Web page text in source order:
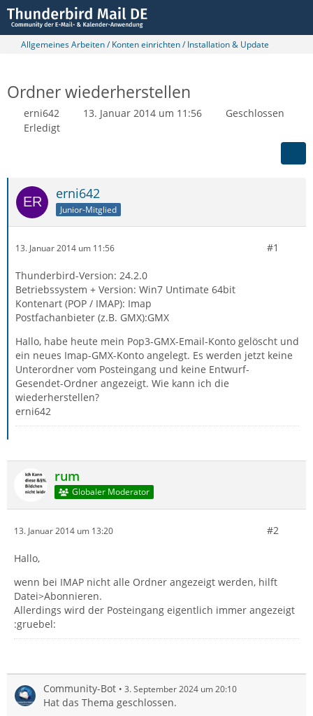
Allgemeines Arbeiten / Konten einrichten / Installation & Update
Ordner wiederherstellen
erni642 13. Januar 2014 um 11:56
Geschlossen
Erledigt
erni642
Junior-Mitglied
13. Januar 2014 um 11:56 #1
Thunderbird-Version: 24.2.0
Betriebssystem + Version: Win7 Untimate 64bit
Kontenart (POP / IMAP): Imap
Postfachanbieter (z.B. GMX):GMX
Hallo, habe heute mein Pop3-GMX-Email-Konto gelöscht und
ein neues Imap-GMX-Konto angelegt. Es werden jetzt keine
Unterordner vom Posteingang und keine Entwurf-
Gesendet-Ordner angezeigt. Wie kann ich die
wiederherstellen?
erni642
rum
Globaler Moderator
13. Januar 2014 um 13:20 #2
Hallo,
wenn bei IMAP nicht alle Ordner angezeigt werden, hilft
Datei>Abonnieren.
Allerdings wird der Posteingang eigentlich immer angezeigt
:gruebel:
Community-Bot 3. September 2024 um 20:10
Hat das Thema geschlossen.